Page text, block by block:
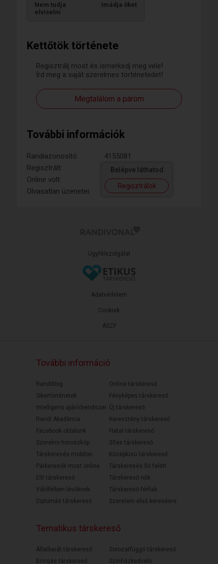
Kettőtök története
Regisztrálj most és ismerkedj meg vele!
Írd meg a saját szerelmes történetedet!
Megtalálom a párom
További információk
Randiazonosító:
4155081
Regisztrált:
Online volt:
Olvasatlan üzenetei:
Belépve láthatod
Regisztrálok
Nem tudja
elviselni
Imádja őket
Ügyfélszolgálat
ÁSZF
Adatvédelem
Cookiek
További információ
Randiblog
Sikertörténetek
Intelligens ajánlórendszer
Randi Akadémia
Facebook oldalunk
Szerelmi horoszkóp
Társkeresés mobilon
Párkeresők most online
Elit társkereső
Válófélben lévőknek
Diplomás társkereső
Online társkereső
Fényképes társkereső
Új társkereső
Keresztény társkereső
Fiatal társkereső
30as társkereső
Középkorú társkereső
Társkeresés 50 felett
Társkereső nők
Társkereső férfiak
Szerelem első keresésre
Tematikus társkereső
Állatbarát társkereső
Bringás társkereső
Sorozatfüggő társkereső
Színházkedvelő